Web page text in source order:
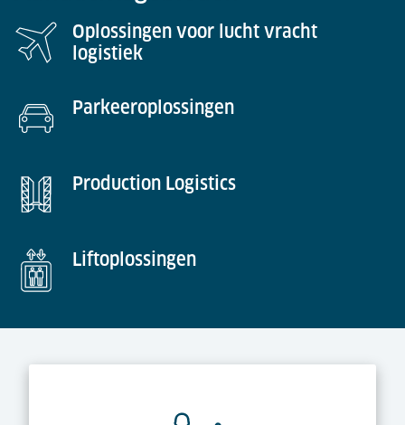
Oplossingen voor lucht vracht
logistiek
Parkeeroplossingen
Production Logistics
Liftoplossingen